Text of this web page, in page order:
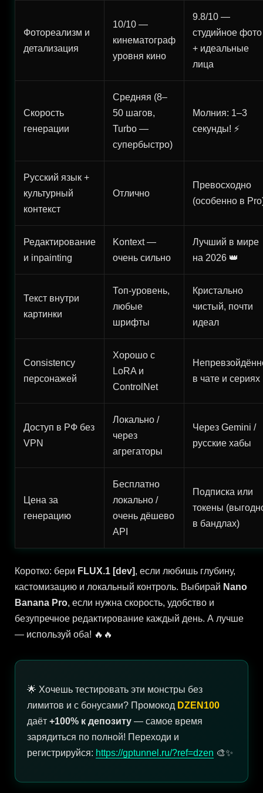
Фотореализм и
детализация
10/10 —
кинематограф
уровня кино
9.8/10 —
студийное фото
+ идеальные
лица
Скорость
генерации
Средняя (8–
50 шагов,
Turbo —
супербыстро)
Молния: 1–3
секунды! ⚡
Русский язык +
культурный
контекст
Отлично
Превосходно
(особенно в
Редактирование
и inpainting
Kontext —
очень сильно
Лучший в мире
на 2026 👑
Текст внутри
картинки
Топ-уровень,
любые
шрифты
Кристально
чистый, почти
идеал
Consistency
персонажей
Хорошо с
LoRA и
ControlNet
в чате и сериях
Доступ в РФ без
VPN
Локально /
через
агрегаторы
Через Gemini /
русские хабы
Цена за
генерацию
Бесплатно
локально /
очень дёшево
API
Подписка или
токены
в бандлах)
Коротко: бери FLUX.1 [dev], если любишь глубину,
кастомизацию и локальный контроль. Выбирай Nano
Banana Pro, если нужна скорость, удобство и
безупречное редактирование каждый день. А лучше
— используй оба! 🔥🔥
🌟 Хочешь тестировать эти монстры без
лимитов и с бонусами? Промокод DZEN100
даёт +100% к депозиту — самое время
зарядиться по полной! Переходи и
регистрируйся: https://gptunnel.ru/?ref=dzen 🎨✨